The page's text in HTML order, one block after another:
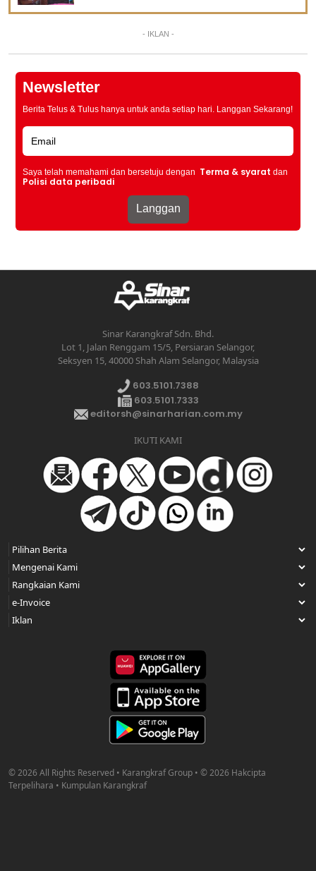
- IKLAN -
Newsletter
Berita Telus & Tulus hanya untuk anda setiap hari. Langgan Sekarang!
Saya telah memahami dan bersetuju dengan Terma & syarat dan
Polisi data peribadi
Sinar Karangkraf Sdn. Bhd.
Lot 1, Jalan Renggam 15/5, Persiaran Selangor,
Seksyen 15, 40000 Shah Alam Selangor, Malaysia
603.5101.7388
603.5101.7333
editorsh@sinarharian.com.my
IKUTI KAMI
© 2026 All Rights Reserved • Karangkraf Group • © 2026 Hakcipta
Terpelihara • Kumpulan Karangkraf